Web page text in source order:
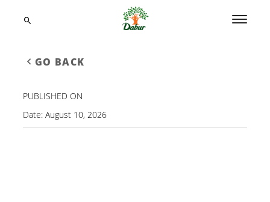
GO BACK
PUBLISHED ON
Date:August 10, 2026